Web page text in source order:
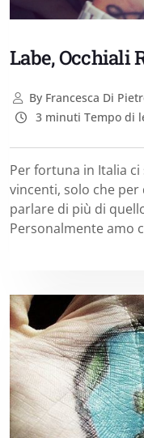
Labe, Occhiali
ByFrancesca Di
3 minuti Tempo di
Per fortuna in Italia
vincenti, solo che
parlare di più di
Personalmente amo